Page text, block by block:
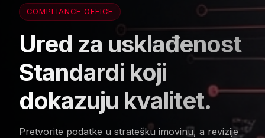
COMPLIANCE OFFICE
Ured za usklađenost
Standardi koji
dokazuju kvalitet.
Pretvorite podatke u stratešku imovinu, a revizije